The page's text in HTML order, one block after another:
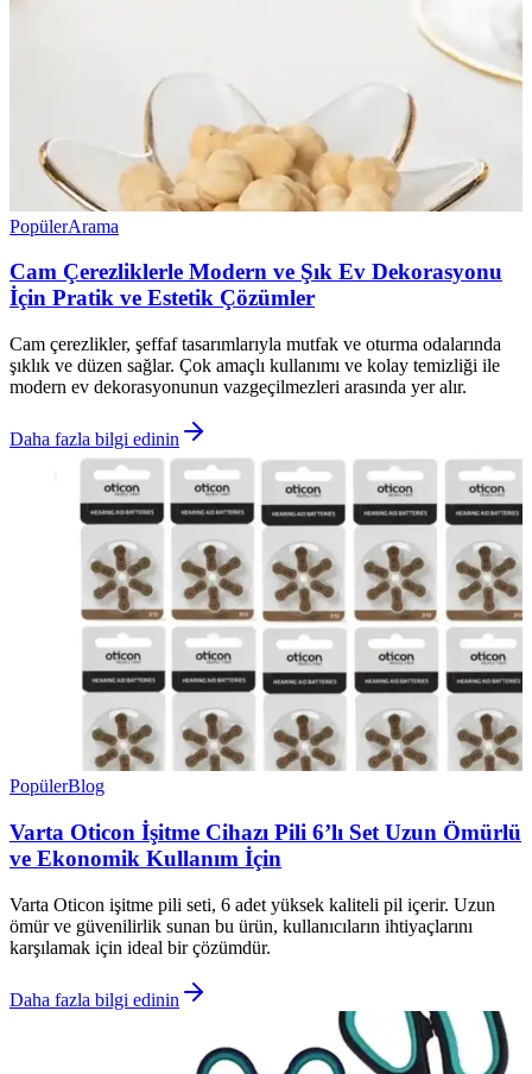
PopülerArama
Cam Çerezliklerle Modern ve Şık Ev Dekorasyonu
İçin Pratik ve Estetik Çözümler
Cam çerezlikler, şeffaf tasarımlarıyla mutfak ve oturma odalarında
şıklık ve düzen sağlar. Çok amaçlı kullanımı ve kolay temizliği ile
modern ev dekorasyonunun vazgeçilmezleri arasında yer alır.
Daha fazla bilgi edinin
PopülerBlog
Varta Oticon İşitme Cihazı Pili 6’lı Set Uzun Ömürlü
ve Ekonomik Kullanım İçin
Varta Oticon işitme pili seti, 6 adet yüksek kaliteli pil içerir. Uzun
ömür ve güvenilirlik sunan bu ürün, kullanıcıların ihtiyaçlarını
karşılamak için ideal bir çözümdür.
Daha fazla bilgi edinin